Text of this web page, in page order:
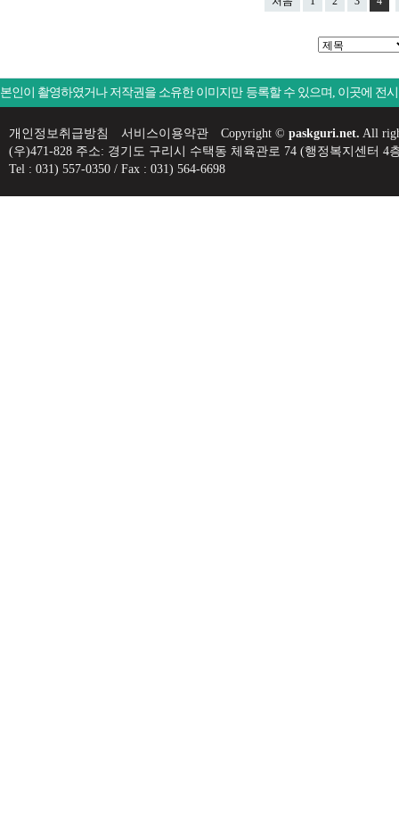
본인이 촬영하였거나 저작권을 소유한 이미지만 등록할 수 있으며, 이곳에 전
개인정보취급방침 서비스이용약관 Copyright © paskguri.net. All
(우)471-828 주소: 경기도 구리시 수택동 체육관로 74 (행정복지센터
Tel : 031) 557-0350 / Fax : 031) 564-6698